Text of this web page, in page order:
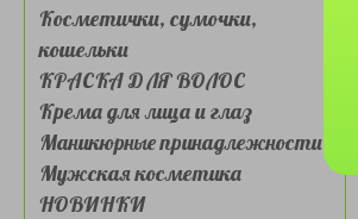
Косметички, сумочки,
кошельки
КРАСКА ДЛЯ ВОЛОС
Крема для лица и глаз
Маникюрные принадлежности
Мужская косметика
НОВИНКИ